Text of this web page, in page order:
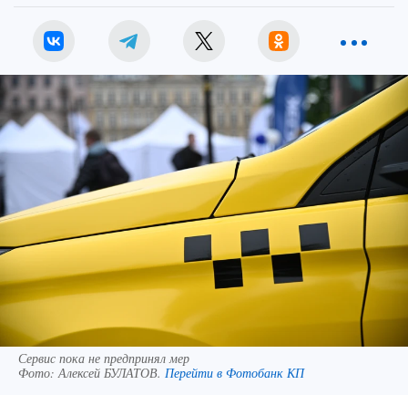
Сервис пока не предпринял мер
Фото: Алексей БУЛАТОВ. Перейти в Фотобанк КП